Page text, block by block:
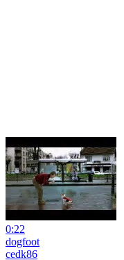
0:22
dogfoot
cedk86